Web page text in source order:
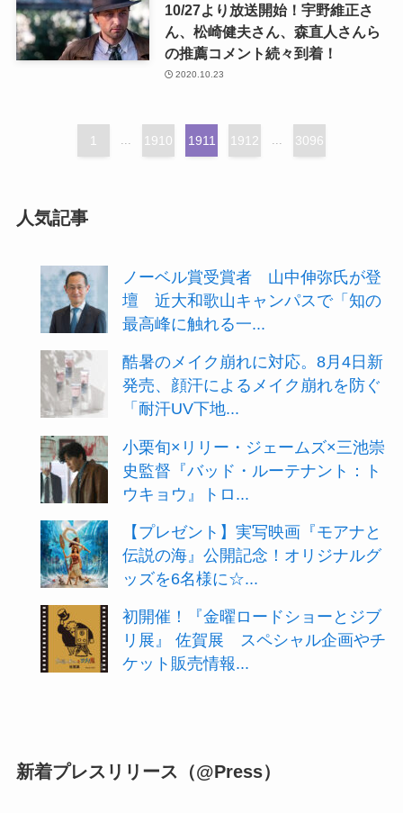
10/27より放送開始！宇野維正さ
ん、松崎健夫さん、森直人さんら
の推薦コメント続々到着！
2020.10.23
1 ... 1910 1911 1912 ... 3096
人気記事
ノーベル賞受賞者 山中伸弥氏が登
壇 近大和歌山キャンパスで「知の
最高峰に触れる一...
酷暑のメイク崩れに対応。8月4日新
発売、顔汗によるメイク崩れを防ぐ
「耐汗UV下地...
小栗旬×リリー・ジェームズ×三池崇
史監督『バッド・ルーテナント：ト
ウキョウ』トロ...
【プレゼント】実写映画『モアナと
伝説の海』公開記念！オリジナルグ
ッズを6名様に☆...
初開催！『金曜ロードショーとジブ
リ展』 佐賀展 スペシャル企画やチ
ケット販売情報...
新着プレスリリース（@Press）